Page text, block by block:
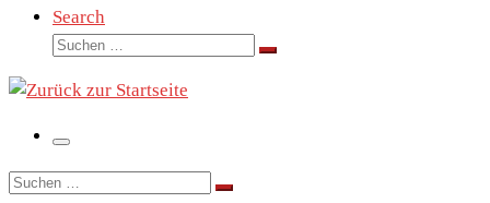
Search
Suche
Suchen …
Menü
Suche
Suchen …